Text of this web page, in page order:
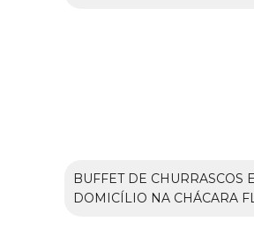
BUFFET DE CHURRASCOS
DOMICÍLIO NA CHÁCARA